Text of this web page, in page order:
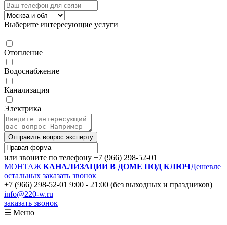
Выберите интересующие услуги
Отопление
Водоснабжение
Канализация
Электрика
Отправить вопрос эксперту
или звоните по телефону +7 (966) 298-52-01
МОНТАЖ КАНАЛИЗАЦИИ В ДОМЕ ПОД КЛЮЧДешевле
остальных заказать звонок
+7 (966) 298-52-01 9:00 - 21:00 (без выходных и праздников)
info@220-w.ru
заказать звонок
☰ Меню